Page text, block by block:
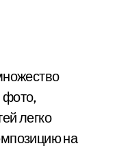
фото,
легко
на